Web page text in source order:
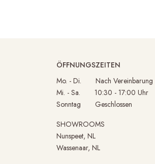
ÖFFNUNGSZEITEN
Mo. - Di. Nach Vereinbarung
Mi. - Sa. 10:30 - 17:00 Uhr
Sonntag Geschlossen
SHOWROOMS
Nunspeet, NL
Wassenaar, NL